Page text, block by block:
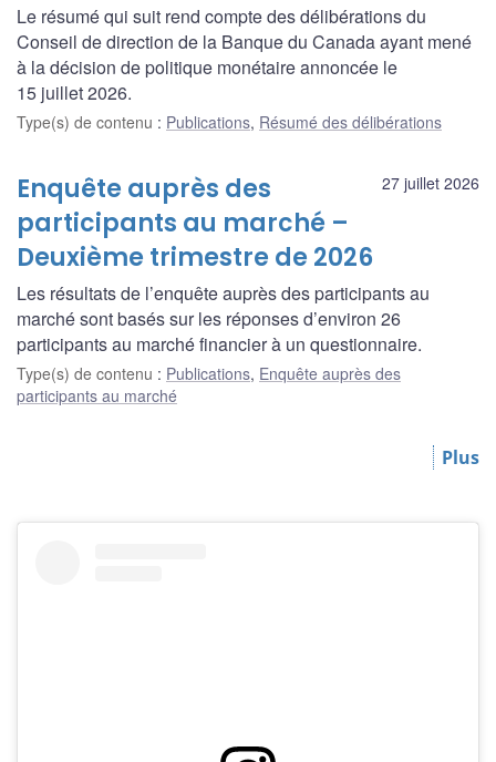
Le résumé qui suit rend compte des délibérations du
Conseil de direction de la Banque du Canada ayant mené
à la décision de politique monétaire annoncée le
15 juillet 2026.
Type(s) de contenu : Publications, Résumé des délibérations
27 juillet 2026
Enquête auprès des
participants au marché –
Deuxième trimestre de 2026
Les résultats de l’enquête auprès des participants au
marché sont basés sur les réponses d’environ 26
participants au marché financier à un questionnaire.
Type(s) de contenu : Publications, Enquête auprès des
participants au marché
Plus